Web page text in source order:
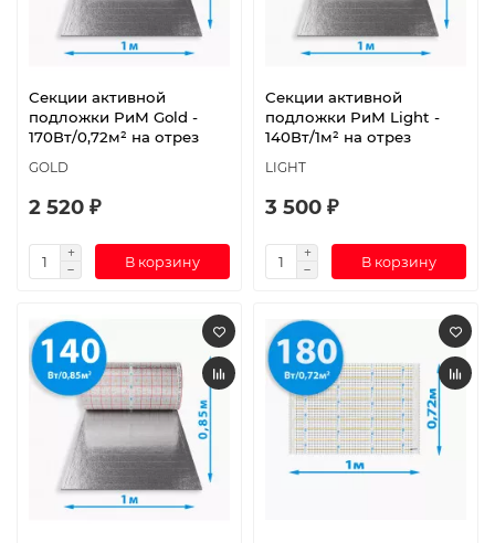
Секции активной
подложки РиМ Gold -
170Вт/0,72м² на отрез
GOLD
2 520 ₽
В корзину
Секции активной
подложки РиМ Light -
140Вт/1м² на отрез
LIGHT
3 500 ₽
В корзину